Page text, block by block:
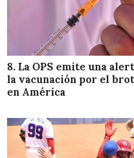
La OPS emite una
la vacunación por el
en América